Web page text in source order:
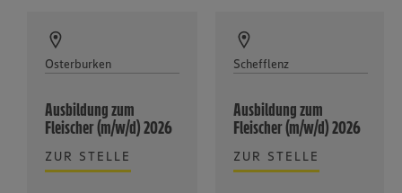
Osterburken
Ausbildung zum
Fleischer (m/w/d) 2026
ZUR STELLE
Schefflenz
Ausbildung zum
Fleischer (m/w/d) 2026
ZUR STELLE